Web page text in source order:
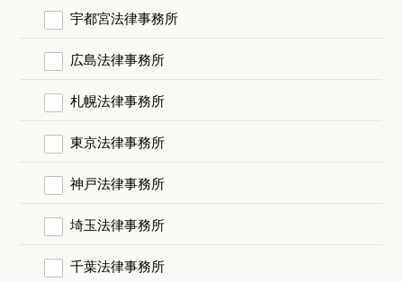
宇都宮法律事務所
広島法律事務所
札幌法律事務所
東京法律事務所
神戸法律事務所
埼玉法律事務所
千葉法律事務所